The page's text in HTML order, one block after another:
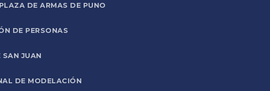
DE ARMAS DE PUNO
DE PERSONAS
SAN JUAN
DE MODELACIÓN